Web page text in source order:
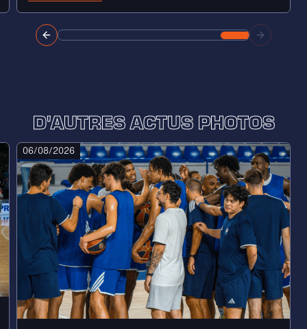
D'AUTRES ACTUS PHOTOS
06/08/2026